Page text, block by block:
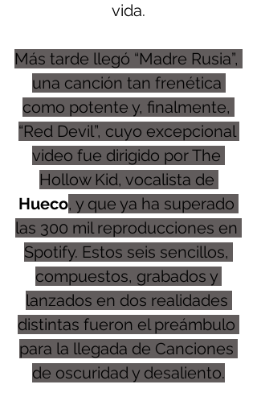
vida.
Más tarde llegó “Madre Rusia”,
una canción tan frenética
como potente y, finalmente,
“Red Devil”, cuyo excepcional
video fue dirigido por The
Hollow Kid, vocalista de
Hueco, y que ya ha superado
las 300 mil reproducciones en
Spotify. Estos seis sencillos,
compuestos, grabados y
lanzados en dos realidades
distintas fueron el preámbulo
para la llegada de Canciones
de oscuridad y desaliento.